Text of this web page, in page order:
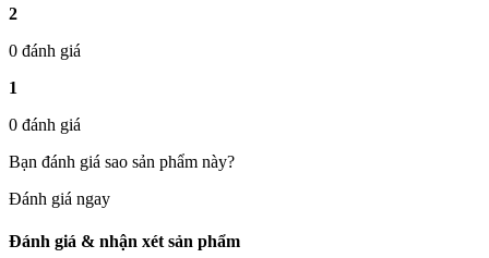
2
0 đánh giá
1
0 đánh giá
Bạn đánh giá sao sản phẩm này?
Đánh giá ngay
Đánh giá & nhận xét sản phẩm